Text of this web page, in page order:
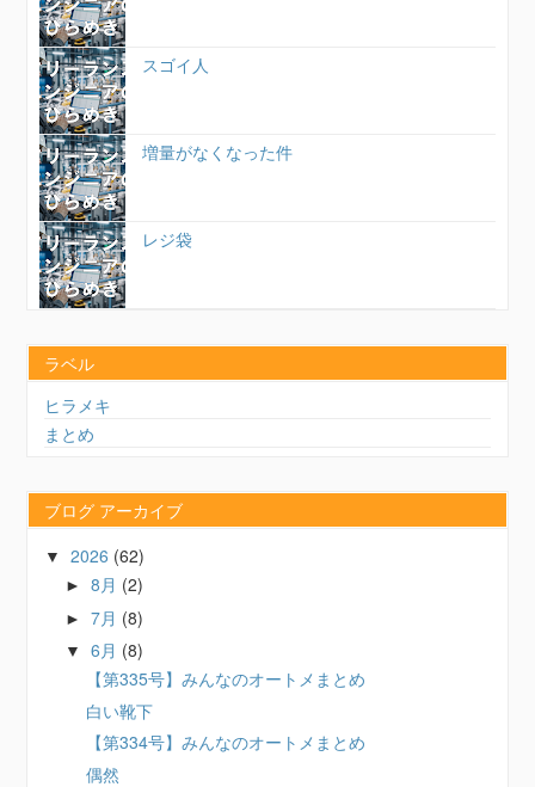
スゴイ人
増量がなくなった件
レジ袋
ラベル
ヒラメキ
まとめ
ブログ アーカイブ
▼2026 (62)
►8月 (2)
►7月 (8)
▼6月 (8)
【第335号】みんなのオートメまとめ
白い靴下
【第334号】みんなのオートメまとめ
偶然